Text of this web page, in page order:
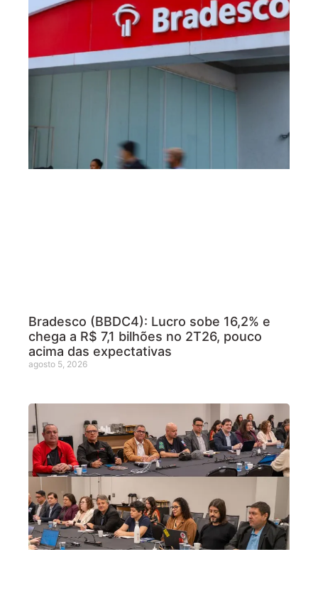
Bradesco (BBDC4): Lucro sobe 16,2% e
chega a R$ 7,1 bilhões no 2T26, pouco
acima das expectativas
agosto 5, 2026